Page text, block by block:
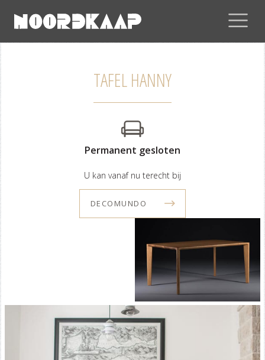
TAFEL HANNY
Permanent gesloten
U kan vanaf nu terecht bij
DECOMUNDO